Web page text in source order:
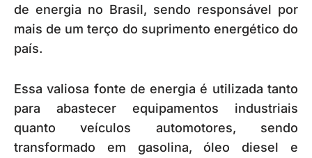
de energia no Brasil, sendo responsável por
mais de um terço do suprimento energético do
país.
Essa valiosa fonte de energia é utilizada tanto
para abastecer equipamentos industriais
quanto veículos automotores, sendo
transformado em gasolina, óleo diesel e